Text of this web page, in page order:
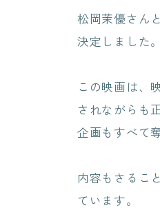
松岡茉優さん
決定しました。
この映画は、
されながらも
企画もすべて
内容もさるこ
ています。